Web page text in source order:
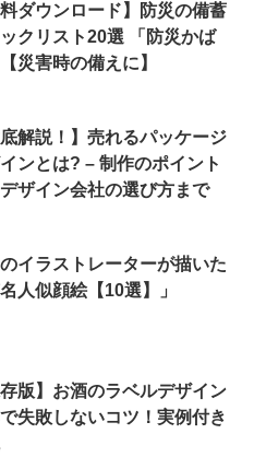
料ダウンロード】防災の備蓄
クリスト20選 「防災かば
災害時の備えに】
底解説！】売れるパッケージ
ンとは? – 制作のポイント
ザイン会社の選び方まで
イラストレーターが描いた
名人似顔絵【10選】」
存版】お酒のラベルデザイン
失敗しないコツ！実例付き